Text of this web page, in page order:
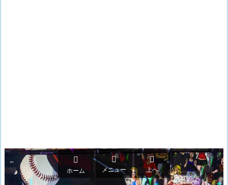

ホーム

メニュー

上へ